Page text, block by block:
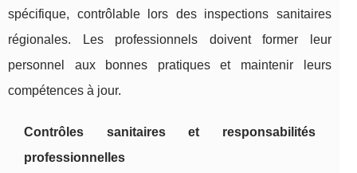
spécifique, contrôlable lors des inspections sanitaires
régionales. Les professionnels doivent former leur
personnel aux bonnes pratiques et maintenir leurs
compétences à jour.
Contrôles sanitaires et responsabilités
professionnelles